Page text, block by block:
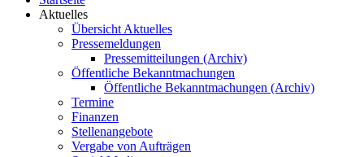
Aktuelles
Übersicht Aktuelles
Pressemeldungen
Pressemitteilungen (Archiv)
Öffentliche Bekanntmachungen
Öffentliche Bekanntmachungen (Archiv)
Termine
Finanzen
Stellenangebote
Vergabe von Aufträgen